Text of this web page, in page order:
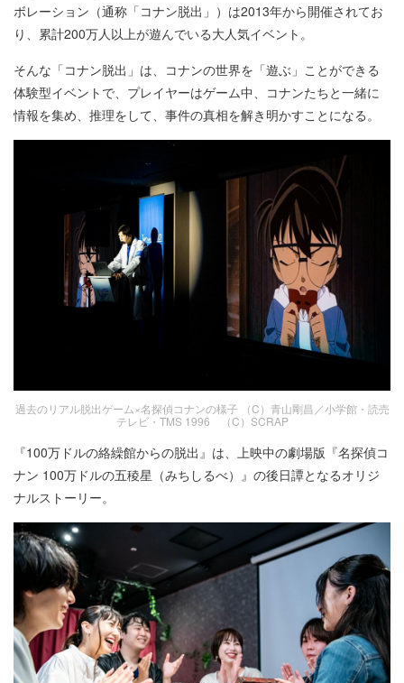
ボレーション（通称「コナン脱出」）は2013年から開催されてお
り、累計200万人以上が遊んでいる大人気イベント。
そんな「コナン脱出」は、コナンの世界を「遊ぶ」ことができる
体験型イベントで、プレイヤーはゲーム中、コナンたちと一緒に
情報を集め、推理をして、事件の真相を解き明かすことになる。
過去のリアル脱出ゲーム×名探偵コナンの様子 （C）青山剛昌／小学館・読売
テレビ・TMS 1996 （C）SCRAP
『100万ドルの絡繰館からの脱出』は、上映中の劇場版『名探偵コ
ナン 100万ドルの五稜星（みちしるべ）』の後日譚となるオリジ
ナルストーリー。